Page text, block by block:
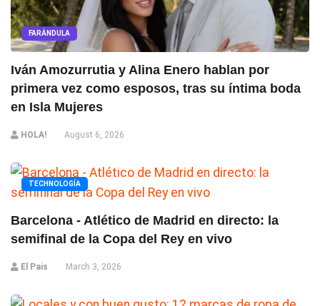
FARÁNDULA
Iván Amozurrutia y Alina Enero hablan por
primera vez como esposos, tras su íntima boda
en Isla Mujeres
HOLA! August 6, 2026
TECHNOLOGÍA
Barcelona - Atlético de Madrid en directo: la
semifinal de la Copa del Rey en vivo
El Pais March 3, 2026